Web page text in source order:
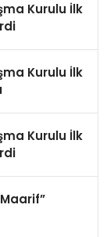
Kurulu İlk
Kurulu İlk
Kurulu İlk